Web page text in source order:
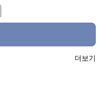
더보기